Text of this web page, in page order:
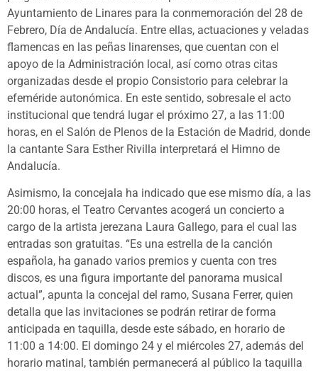
Ayuntamiento de Linares para la conmemoración del 28 de
Febrero, Día de Andalucía. Entre ellas, actuaciones y veladas
flamencas en las peñas linarenses, que cuentan con el
apoyo de la Administración local, así como otras citas
organizadas desde el propio Consistorio para celebrar la
efeméride autonómica. En este sentido, sobresale el acto
institucional que tendrá lugar el próximo 27, a las 11:00
horas, en el Salón de Plenos de la Estación de Madrid, donde
la cantante Sara Esther Rivilla interpretará el Himno de
Andalucía.
Asimismo, la concejala ha indicado que ese mismo día, a las
20:00 horas, el Teatro Cervantes acogerá un concierto a
cargo de la artista jerezana Laura Gallego, para el cual las
entradas son gratuitas. “Es una estrella de la canción
española, ha ganado varios premios y cuenta con tres
discos, es una figura importante del panorama musical
actual”, apunta la concejal del ramo, Susana Ferrer, quien
detalla que las invitaciones se podrán retirar de forma
anticipada en taquilla, desde este sábado, en horario de
11:00 a 14:00. El domingo 24 y el miércoles 27, además del
horario matinal, también permanecerá al público la taquilla